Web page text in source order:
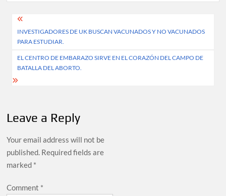
Post
navigation
INVESTIGADORES DE UK BUSCAN VACUNADOS Y NO VACUNADOS
PARA ESTUDIAR.
EL CENTRO DE EMBARAZO SIRVE EN EL CORAZÓN DEL CAMPO DE
BATALLA DEL ABORTO.
Leave a Reply
Your email address will not be
published. Required fields are
marked *
Comment *